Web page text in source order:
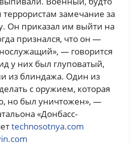
замечание за
Он приказал им выйти на
признался, что он —
— говорится
у них был глуповатый,
из блиндажа. Один из
с оружием, которая
но был уничтожен», —
«Донбасс-
technosotnya.com